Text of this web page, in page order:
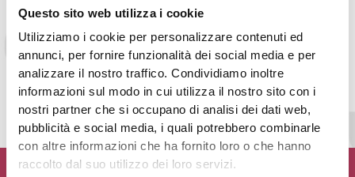
Questo sito web utilizza i cookie
Utilizziamo i cookie per personalizzare contenuti ed
annunci, per fornire funzionalità dei social media e per
analizzare il nostro traffico. Condividiamo inoltre
informazioni sul modo in cui utilizza il nostro sito con i
nostri partner che si occupano di analisi dei dati web,
pubblicità e social media, i quali potrebbero combinarle
con altre informazioni che ha fornito loro o che hanno
raccolto dal suo utilizzo dei loro servizi.
Accetto laPrivacy Policydel sito web
INVIA MESSAGGIO